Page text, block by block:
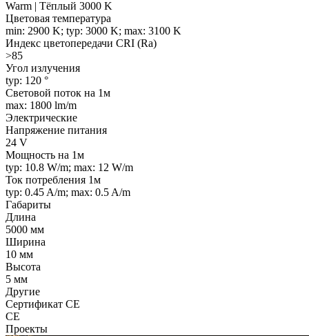
Warm | Тёплый 3000 K
Цветовая температура
min: 2900 K; typ: 3000 K; max: 3100 K
Индекс цветопередачи CRI (Ra)
>85
Угол излучения
typ: 120 °
Световой поток на 1м
max: 1800 lm/m
Электрические
Напряжение питания
24 V
Мощность на 1м
typ: 10.8 W/m; max: 12 W/m
Ток потребления 1м
typ: 0.45 A/m; max: 0.5 A/m
Габариты
Длина
5000 мм
Ширина
10 мм
Высота
5 мм
Другие
Сертификат CE
CE
Проекты